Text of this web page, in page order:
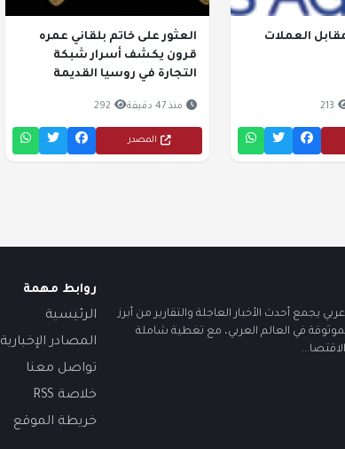
مقابل العملات
213
العثور على خاتم بلقاني عمره
قرون يكشف أسرار شبكة
التجارة في روسيا القديمة
منذ 47 دقيقة 292
المصدر
يجمع أحدث الأخبار العاجلة والتقارير من أبرز
الموثوقة في العالم العربي، مع تغطية شاملة
روابط مهمة
الرئيسية
المصادر الإخبارية
تواصل معنا
خلاصة RSS
خريطة الموقع